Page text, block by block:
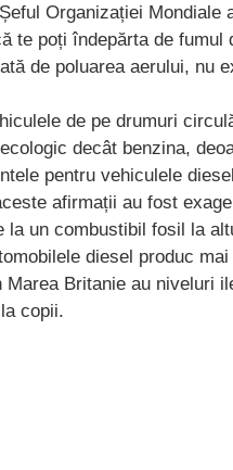
Organizației Mondiale
te poți îndepărta de
de poluarea aerului, nu
de pe drumuri
decât benzina,
pentru vehiculele
afirmații au fost
la un combustibil fosil la
diesel produc
Britanie au niveluri
copii.